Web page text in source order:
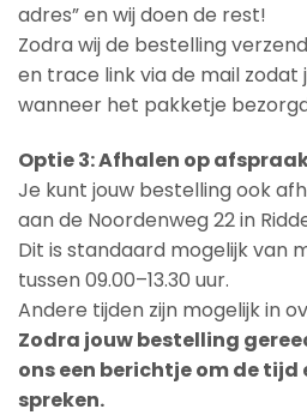
adres” en wij doen de rest!
Zodra wij de bestelling
en trace link via de mail zodat
wanneer het pakketje
Optie 3: Afhalen op
Je kunt jouw bestelling ook
aan de Noordenweg 22 in
Dit is standaard mogelijk van
tussen 09.00–13.30 uur.
Andere tijden zijn mogelijk in
Zodra jouw bestelling
ons een berichtje om de
spreken.